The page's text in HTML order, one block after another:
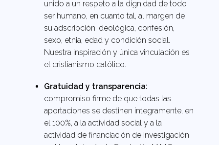
unido a un respeto a la dignidad de todo
ser humano, en cuanto tal, al margen de
su adscripción ideológica, confesión,
sexo, etnia, edad y condición social.
Nuestra inspiración y única vinculación es
el cristianismo católico.
Gratuidad y transparencia:
compromiso firme de que todas las
aportaciones se destinen íntegramente, en
el 100%, a la actividad social y a la
actividad de financiación de investigación